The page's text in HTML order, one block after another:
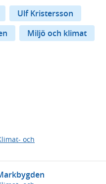
Ulf Kristersson
Miljö och klimat
och